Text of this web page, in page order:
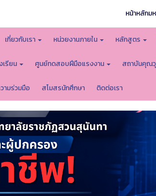
หน้าหลักม
เกี่ยวกับเรา หน่วยงานภายใน หลักสูตร
รียน ศูนย์ทดสอบฝีมือแรงงาน สถาบันคุณ
ามร่วมมือ สโมสรนักศึกษา ติดต่อเรา